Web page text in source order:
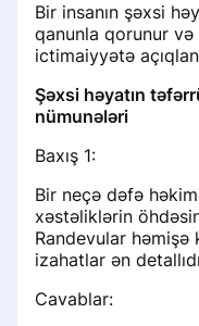
Bir insanın şəxsi
qanunla qorunur
ictimaiyyətə
Şəxsi həyatın
nümunələri
Baxış 1:
Bir neçə dəfə
xəstəliklərin
Randevular
izahatlar ən
Cavablar: